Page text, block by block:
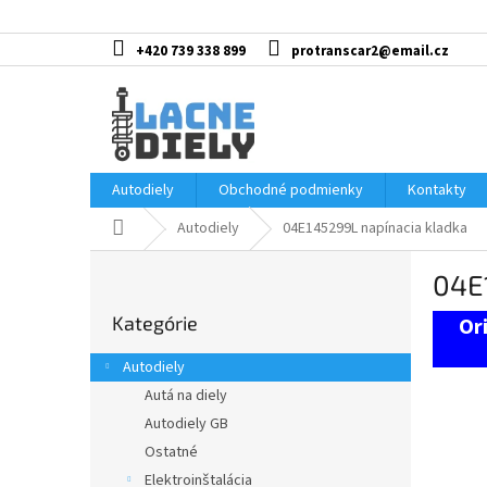
na
+420 739 338 899 protranscar2@email.cz
Autodiely Obchodné podmienky Kontakty
DomovAutodiely 04E145299L napínacia kladka
ý
p
kategórie
Kategórie
Autodiely
Autá na diely
Autodiely GB
Ostatné
Elektroinštalácia